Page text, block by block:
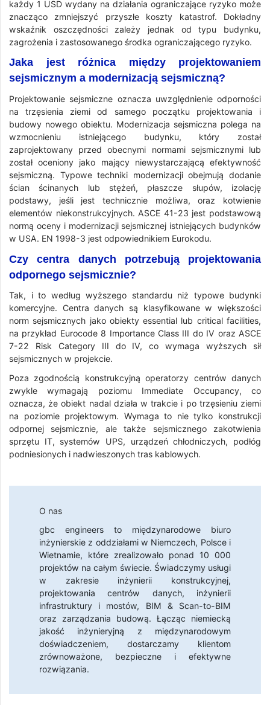
każdy 1 USD wydany na działania ograniczające ryzyko może
znacząco zmniejszyć przyszłe koszty katastrof. Dokładny
wskaźnik oszczędności zależy jednak od typu budynku,
zagrożenia i zastosowanego środka ograniczającego ryzyko.
Jaka jest różnica między projektowaniem
sejsmicznym a modernizacją sejsmiczną?
Projektowanie sejsmiczne oznacza uwzględnienie odporności
na trzęsienia ziemi od samego początku projektowania i
budowy nowego obiektu. Modernizacja sejsmiczna polega na
wzmocnieniu istniejącego budynku, który został
zaprojektowany przed obecnymi normami sejsmicznymi lub
został oceniony jako mający niewystarczającą efektywność
sejsmiczną. Typowe techniki modernizacji obejmują dodanie
ścian ścinanych lub stężeń, płaszcze słupów, izolację
podstawy, jeśli jest technicznie możliwa, oraz kotwienie
elementów niekonstrukcyjnych. ASCE 41-23 jest podstawową
normą oceny i modernizacji sejsmicznej istniejących budynków
w USA. EN 1998-3 jest odpowiednikiem Eurokodu.
Czy centra danych potrzebują projektowania
odpornego sejsmicznie?
Tak, i to według wyższego standardu niż typowe budynki
komercyjne. Centra danych są klasyfikowane w większości
norm sejsmicznych jako obiekty essential lub critical facilities,
na przykład Eurocode 8 Importance Class III do IV oraz ASCE
7-22 Risk Category III do IV, co wymaga wyższych sił
sejsmicznych w projekcie.
Poza zgodnością konstrukcyjną operatorzy centrów danych
zwykle wymagają poziomu Immediate Occupancy, co
oznacza, że obiekt nadal działa w trakcie i po trzęsieniu ziemi
na poziomie projektowym. Wymaga to nie tylko konstrukcji
odpornej sejsmicznie, ale także sejsmicznego zakotwienia
sprzętu IT, systemów UPS, urządzeń chłodniczych, podłóg
podniesionych i nadwieszonych tras kablowych.
O nas
gbc engineers to międzynarodowe biuro
inżynierskie z oddziałami w Niemczech, Polsce i
Wietnamie, które zrealizowało ponad 10 000
projektów na całym świecie. Świadczymy usługi
w zakresie inżynierii konstrukcyjnej,
projektowania centrów danych, inżynierii
infrastruktury i mostów, BIM & Scan-to-BIM
oraz zarządzania budową. Łącząc niemiecką
jakość inżynieryjną z międzynarodowym
doświadczeniem, dostarczamy klientom
zrównoważone, bezpieczne i efektywne
rozwiązania.